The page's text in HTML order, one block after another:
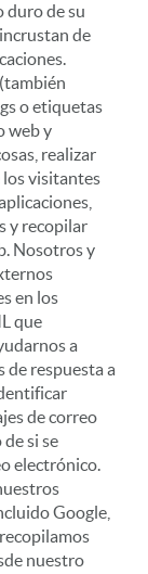
duro de su
de
o etiquetas
web y
realizar
los visitantes
y recopilar
Nosotros y
en los
que
a
de respuesta a
de correo
si se
electrónico.
Google,
nuestro